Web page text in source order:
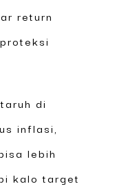
return
di
inflasi,
lebih
kalo target